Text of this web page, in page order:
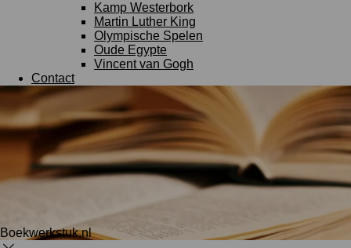
Kamp Westerbork
Martin Luther King
Olympische Spelen
Oude Egypte
Vincent van Gogh
Contact
Boekwerkstuk.nl